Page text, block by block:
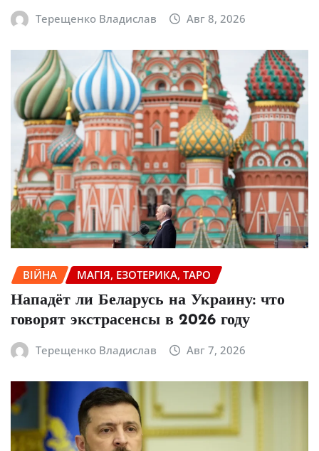
Терещенко Владислав Авг 8, 2026
ВІЙНА МАГІЯ, ЕЗОТЕРИКА, ТАРО
Нападёт ли Беларусь на Украину: что
говорят экстрасенсы в 2026 году
Терещенко Владислав Авг 7, 2026